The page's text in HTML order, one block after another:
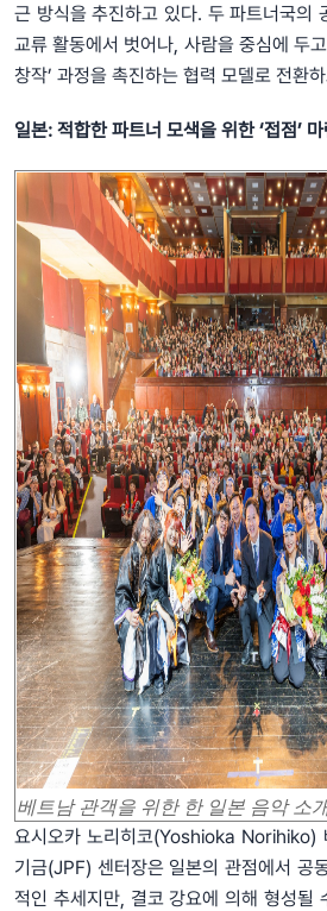
근 방식을 추진하고 있다. 두 파트너국의
교류 활동에서 벗어나, 사람을 중심에 두
창작’ 과정을 촉진하는 협력 모델로 전환
일본: 적합한 파트너 모색을 위한 ‘접점’ 마
베트남 관객을 위한 한 일본 음악 소
요시오카 노리히코(Yoshioka Norihiko)
기금(JPF) 센터장은 일본의 관점에서 공
적인 추세지만, 결코 강요에 의해 형성될